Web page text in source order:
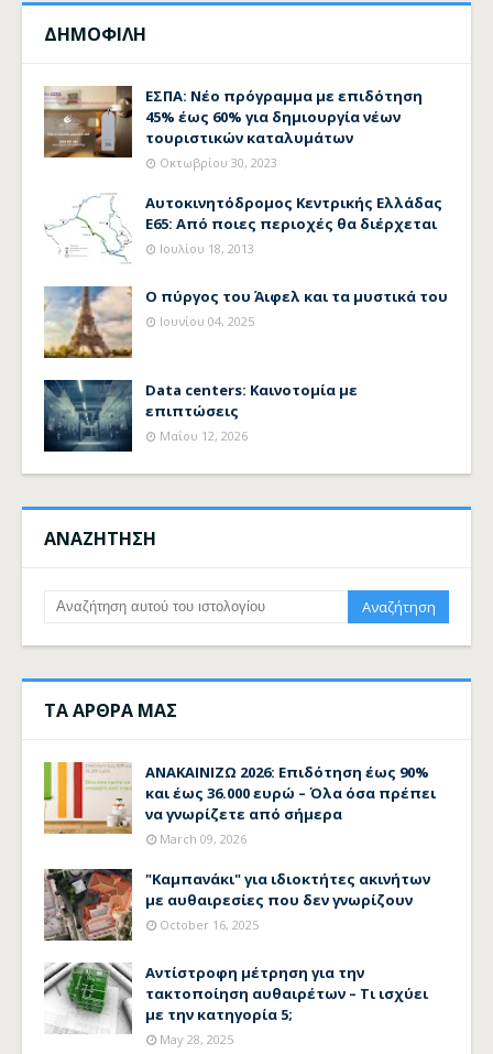
ΔΗΜΟΦΙΛΗ
ΕΣΠΑ: Νέο πρόγραμμα με επιδότηση
45% έως 60% για δημιουργία νέων
τουριστικών καταλυμάτων
Οκτωβρίου 30, 2023
Αυτοκινητόδρομος Κεντρικής Ελλάδας
Ε65: Από ποιες περιοχές θα διέρχεται
Ιουλίου 18, 2013
Ο πύργος του Άιφελ και τα μυστικά του
Ιουνίου 04, 2025
Data centers: Καινοτομία με
επιπτώσεις
Μαΐου 12, 2026
ΑΝΑΖΗΤΗΣΗ
ΤΑ ΑΡΘΡΑ ΜΑΣ
ΑΝΑΚΑΙΝΙΖΩ 2026: Επιδότηση έως 90%
και έως 36.000 ευρώ – Όλα όσα πρέπει
να γνωρίζετε από σήμερα
March 09, 2026
"Καμπανάκι" για ιδιοκτήτες ακινήτων
με αυθαιρεσίες που δεν γνωρίζουν
October 16, 2025
Αντίστροφη μέτρηση για την
τακτοποίηση αυθαιρέτων – Τι ισχύει
με την κατηγορία 5;
May 28, 2025